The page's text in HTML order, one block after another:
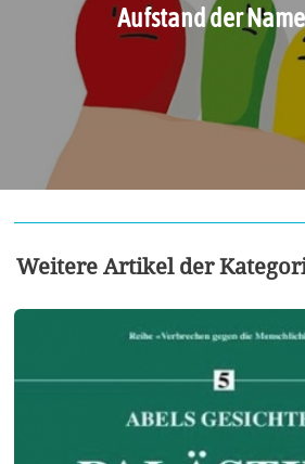
Aufstand der
Weitere Artikel der